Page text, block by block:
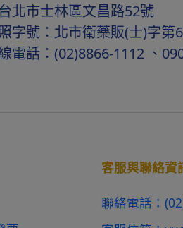
北市士林區文昌路52號
字號：北市衛藥販(士)字第
電話：(02)8866-1112 、
客服與聯絡資
聯絡電話：